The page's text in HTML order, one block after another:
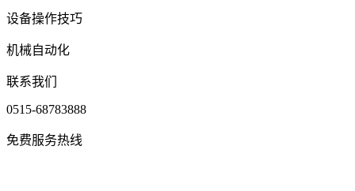
设备操作技巧
机械自动化
联系我们
0515-68783888
免费服务热线